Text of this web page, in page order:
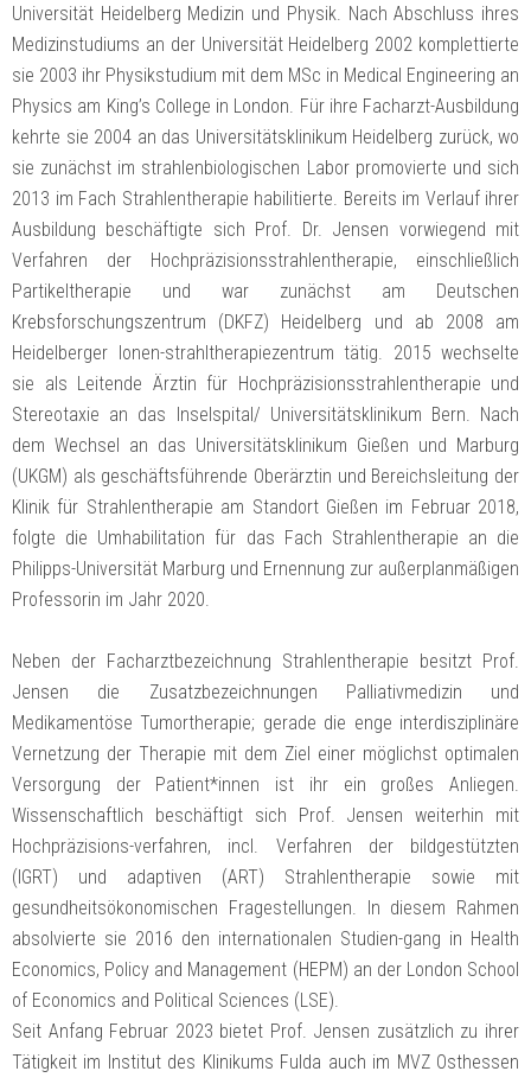
Universität Heidelberg Medizin und Physik. Nach Abschluss ihres
Medizinstudiums an der Universität Heidelberg 2002 komplettierte
sie 2003 ihr Physikstudium mit dem MSc in Medical Engineering an
Physics am King’s College in London. Für ihre Facharzt-Ausbildung
kehrte sie 2004 an das Universitätsklinikum Heidelberg zurück, wo
sie zunächst im strahlenbiologischen Labor promovierte und sich
2013 im Fach Strahlentherapie habilitierte. Bereits im Verlauf ihrer
Ausbildung beschäftigte sich Prof. Dr. Jensen vorwiegend mit
Verfahren der Hochpräzisionsstrahlentherapie, einschließlich
Partikeltherapie und war zunächst am Deutschen
Krebsforschungszentrum (DKFZ) Heidelberg und ab 2008 am
Heidelberger Ionen-strahltherapiezentrum tätig. 2015 wechselte
sie als Leitende Ärztin für Hochpräzisionsstrahlentherapie und
Stereotaxie an das Inselspital/ Universitätsklinikum Bern. Nach
dem Wechsel an das Universitätsklinikum Gießen und Marburg
(UKGM) als geschäftsführende Oberärztin und Bereichsleitung der
Klinik für Strahlentherapie am Standort Gießen im Februar 2018,
folgte die Umhabilitation für das Fach Strahlentherapie an die
Philipps-Universität Marburg und Ernennung zur außerplanmäßigen
Professorin im Jahr 2020.
Neben der Facharztbezeichnung Strahlentherapie besitzt Prof.
Jensen die Zusatzbezeichnungen Palliativmedizin und
Medikamentöse Tumortherapie; gerade die enge interdisziplinäre
Vernetzung der Therapie mit dem Ziel einer möglichst optimalen
Versorgung der Patient*innen ist ihr ein großes Anliegen.
Wissenschaftlich beschäftigt sich Prof. Jensen weiterhin mit
Hochpräzisions-verfahren, incl. Verfahren der bildgestützten
(IGRT) und adaptiven (ART) Strahlentherapie sowie mit
gesundheitsökonomischen Fragestellungen. In diesem Rahmen
absolvierte sie 2016 den internationalen Studien-gang in Health
Economics, Policy and Management (HEPM) an der London School
of Economics and Political Sciences (LSE).
Seit Anfang Februar 2023 bietet Prof. Jensen zusätzlich zu ihrer
Tätigkeit im Institut des Klinikums Fulda auch im MVZ Osthessen